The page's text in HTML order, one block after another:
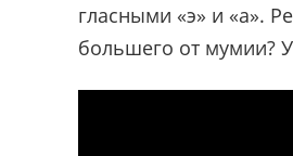
гласными «э» и «а».
большего от мумии?